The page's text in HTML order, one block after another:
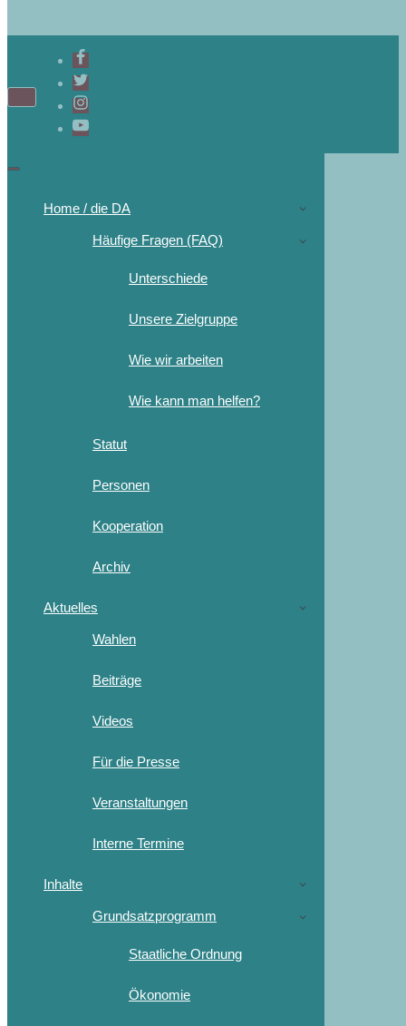
Home / die DA
Häufige Fragen (FAQ)
Unterschiede
Unsere Zielgruppe
Wie wir arbeiten
Wie kann man helfen?
Statut
Personen
Kooperation
Archiv
Aktuelles
Wahlen
Beiträge
Videos
Für die Presse
Veranstaltungen
Interne Termine
Inhalte
Grundsatzprogramm
Staatliche Ordnung
Ökonomie